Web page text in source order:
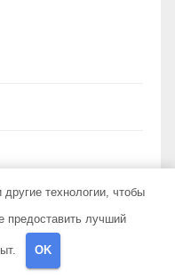
технологии, чтобы
предоставить лучший
OK